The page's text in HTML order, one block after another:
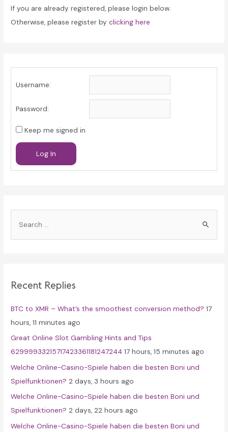
If you are already registered, please login below.
Otherwise, please register byclicking here
Username:
Password:
Keep me signed in
Log In
h
o
r
:
Recent Replies
BTC to XMR – What’s the smoothest conversion method? 17
hours, 11 minutes ago
Great Online Slot Gambling Hints and Tips
62999933215717423361181247244 17 hours, 15 minutes ago
Welche Online-Casino-Spiele haben die besten Boni und
Spielfunktionen? 2 days, 3 hours ago
Welche Online-Casino-Spiele haben die besten Boni und
Spielfunktionen? 2 days, 22 hours ago
Welche Online-Casino-Spiele haben die besten Boni und